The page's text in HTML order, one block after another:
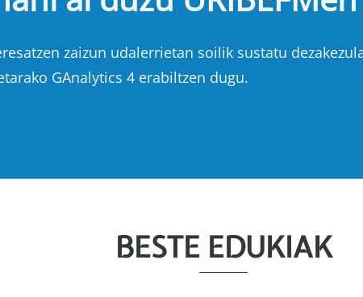
zaizun udalerrietan soilik sustatu
GAnalytics 4 erabiltzen dugu.
BESTE EDUKIAK